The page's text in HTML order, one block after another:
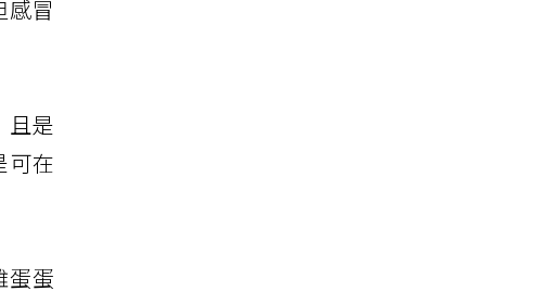
冒
且是
可在